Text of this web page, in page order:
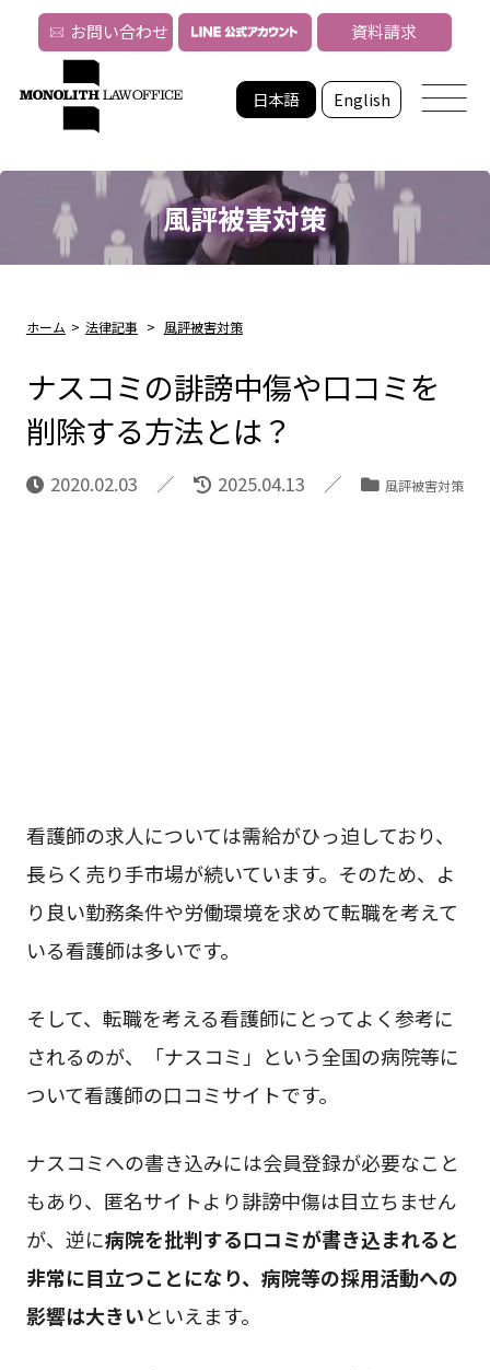
日本語 English
お問い合わせ 資料請求
風評被害対策
ホーム > 法律記事 > 風評被害対策
ナスコミの誹謗中傷や口コミを
削除する方法とは？
2020.02.03 2025.04.13 風評被害対策
看護師の求人については需給がひっ迫しており、
長らく売り手市場が続いています。そのため、よ
り良い勤務条件や労働環境を求めて転職を考えて
いる看護師は多いです。
そして、転職を考える看護師にとってよく参考に
されるのが、「ナスコミ」という全国の病院等に
ついて看護師の口コミサイトです。
ナスコミへの書き込みには会員登録が必要なこと
もあり、匿名サイトより誹謗中傷は目立ちません
が、逆に病院を批判する口コミが書き込まれると
非常に目立つことになり、病院等の採用活動への
影響は大きいといえます。